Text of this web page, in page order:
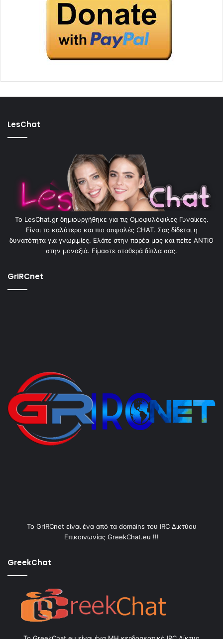
LesChat
To LesChat.gr δημιουργήθηκε για τις Ομοφυλόφιλες Γυναίκες.
Είναι το καλύτερο και πιο ασφαλές CHAT. Σας δίδεται η
δυνατότητα για γνωριμίες. Ελάτε στην παρέα μας και πείτε ΑΝΤΙΟ
στην μοναξιά. Είμαστε σταθερά δίπλα σας.
GrIRCnet
Το GrIRCnet είναι ένα από τα domains του IRC Δικτύου
Επικοινωνίας GreekChat.eu !!!
GreekChat